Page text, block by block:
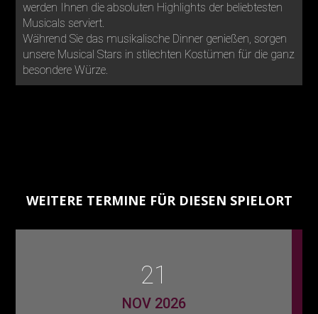
werden Ihnen die absoluten Highlights der beliebtesten
Musicals serviert.
Während Sie das musikalische Dinner genießen, sorgen
unsere Musical Stars in stilechten Kostümen für die ganz
besondere Würze.
WEITERE TERMINE FÜR DIESEN SPIELORT
21
NOV 2026